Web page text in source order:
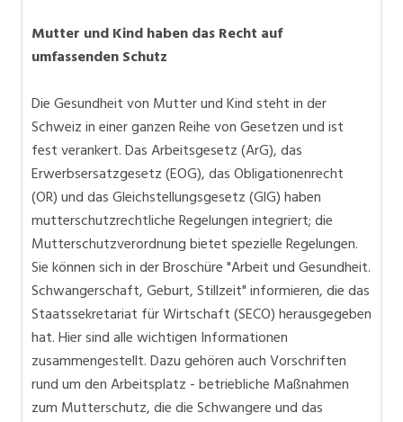
Mutter und Kind haben das Recht auf
umfassenden Schutz
Die Gesundheit von Mutter und Kind steht in der
Schweiz in einer ganzen Reihe von Gesetzen und ist
fest verankert. Das Arbeitsgesetz (ArG), das
Erwerbsersatzgesetz (EOG), das Obligationenrecht
(OR) und das Gleichstellungsgesetz (GlG) haben
mutterschutzrechtliche Regelungen integriert; die
Mutterschutzverordnung bietet spezielle Regelungen.
Sie können sich in der Broschüre "Arbeit und Gesundheit.
Schwangerschaft, Geburt, Stillzeit" informieren, die das
Staatssekretariat für Wirtschaft (SECO) herausgegeben
hat. Hier sind alle wichtigen Informationen
zusammengestellt. Dazu gehören auch Vorschriften
rund um den Arbeitsplatz - betriebliche Maßnahmen
zum Mutterschutz, die die Schwangere und das